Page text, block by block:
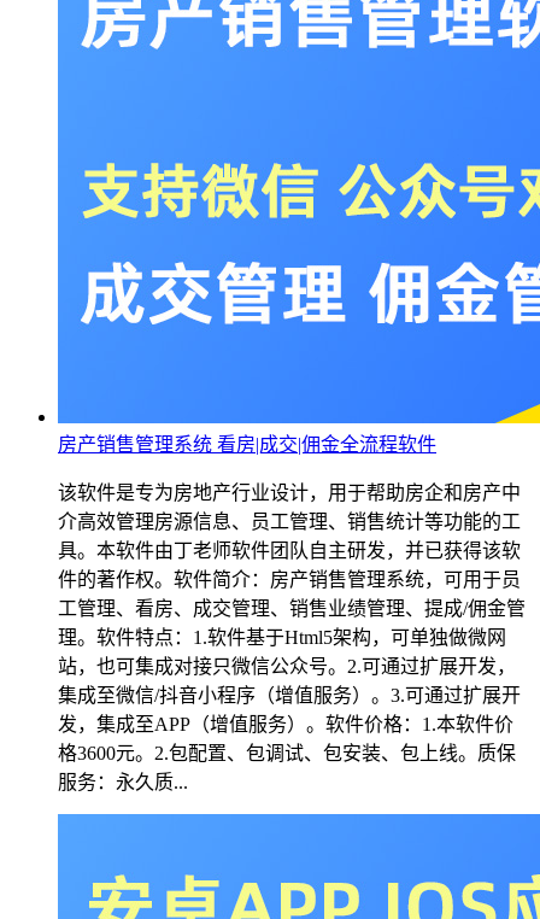
房产销售管理系统 看房|成交|佣金全流程软件
该软件是专为房地产行业设计，用于帮助房企和房产中
介高效管理房源信息、员工管理、销售统计等功能的工
具。本软件由丁老师软件团队自主研发，并已获得该软
件的著作权。软件简介：房产销售管理系统，可用于员
工管理、看房、成交管理、销售业绩管理、提成/佣金管
理。软件特点：1.软件基于Html5架构，可单独做微网
站，也可集成对接只微信公众号。2.可通过扩展开发，
集成至微信/抖音小程序（增值服务）。3.可通过扩展开
发，集成至APP（增值服务）。软件价格：1.本软件价
格3600元。2.包配置、包调试、包安装、包上线。质保
服务：永久质...